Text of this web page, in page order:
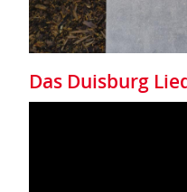
Das Duisburg